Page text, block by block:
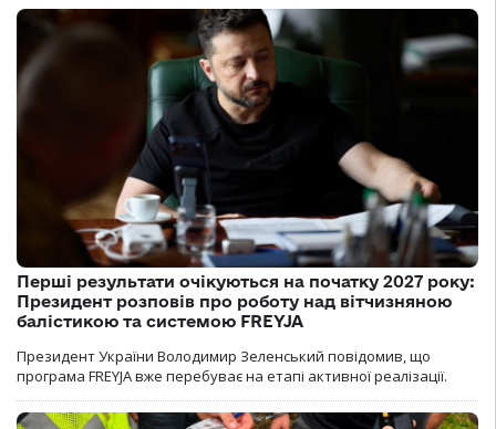
Перші результати очікуються на початку 2027 року:
Президент розповів про роботу над вітчизняною
балістикою та системою FREYJA
Президент України Володимир Зеленський повідомив, що
програма FREYJA вже перебуває на етапі активної реалізації.